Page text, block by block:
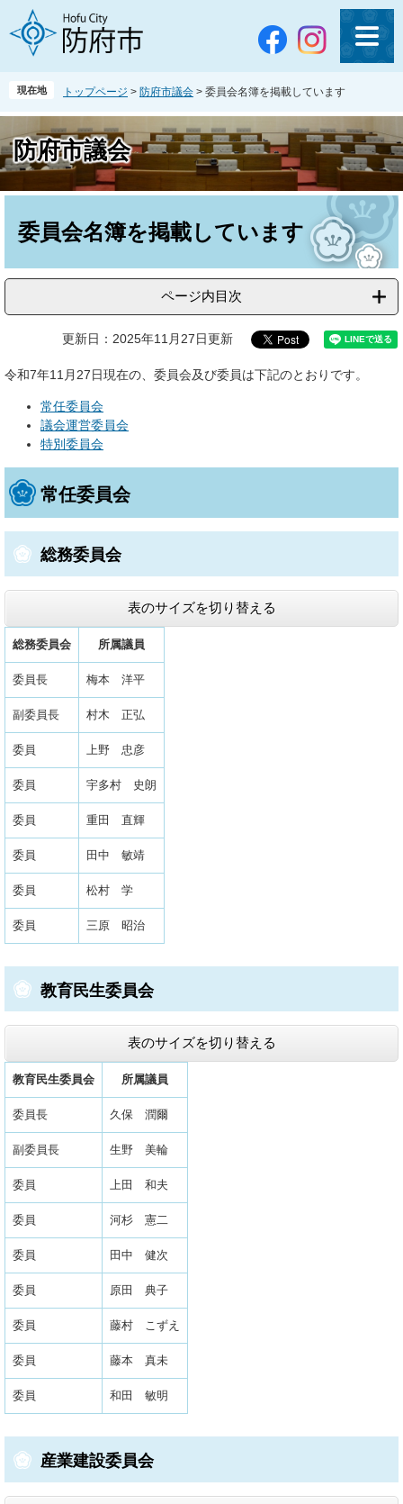
す
。
し
て
文
現在地 トップページ > 防府市議会 > 委員会名簿を掲載しています
防府市議会
委員会名簿を掲載しています
ページ内目次
更新日：2025年11月27日更新
令和7年11月27日現在の、委員会及び委員は下記のとおりです。
常任委員会
議会運営委員会
特別委員会
常任委員会
総務委員会
表のサイズを切り替える
総務委員会 所属議員
委員長 梅本 洋平
副委員長 村木 正弘
委員 上野 忠彦
委員 宇多村 史朗
委員 重田 直輝
委員 田中 敏靖
委員 松村 学
委員 三原 昭治
教育民生委員会
表のサイズを切り替える
教育民生委員会 所属議員
委員長 久保 潤爾
副委員長 生野 美輪
委員 上田 和夫
委員 河杉 憲二
委員 田中 健次
委員 原田 典子
委員 藤村 こずえ
委員 藤本 真未
委員 和田 敏明
産業建設委員会